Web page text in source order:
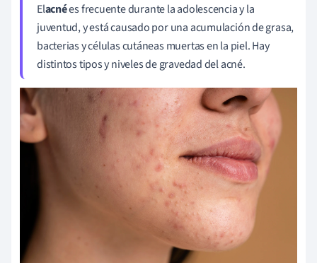
Elacnées frecuente durante la adolescencia y la
juventud, y está causado por una acumulación de grasa,
bacterias y células cutáneas muertas en la piel. Hay
distintos tipos y niveles de gravedad del acné.